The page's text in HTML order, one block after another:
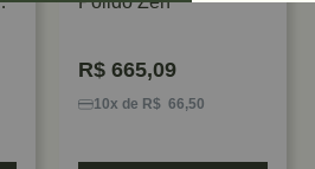
R$ 665,09
10x de R$ 66,50